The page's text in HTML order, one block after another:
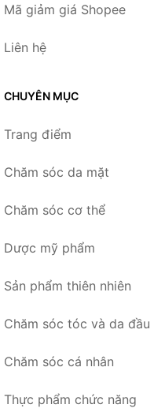
Mã giảm giá Shopee
Liên hệ
CHUYÊN MỤC
Trang điểm
Chăm sóc da mặt
Chăm sóc cơ thể
Dược mỹ phẩm
Sản phẩm thiên nhiên
Chăm sóc tóc và da đầu
Chăm sóc cá nhân
Thực phẩm chức năng